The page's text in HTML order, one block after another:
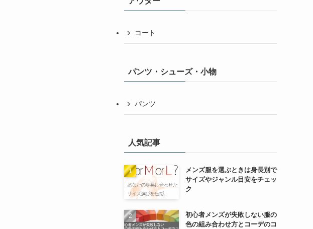
コート
パンツ・シューズ・小物
パンツ
人気記事
メンズ服を選ぶときは身長別で
サイズやジャンル目安をチェッ
ク
初心者メンズが失敗しない服の
色の組み合わせ方とコーデのコ